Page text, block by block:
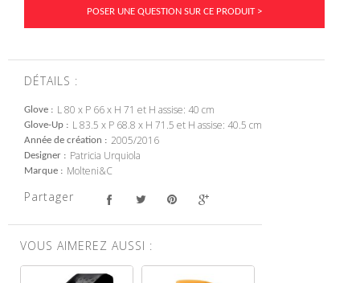
POSER UNE QUESTION SUR CE PRODUIT >
DÉTAILS :
Glove L 80 x P 66 x H 71 et H assise: 40 cm
Glove-Up L 83.5 x P 68.8 x H 71.5 et H assise: 40.5 cm
Année de création 2005/2016
Designer Patricia Urquiola
Marque Molteni&C
Partager
VOUS AIMEREZ AUSSI :